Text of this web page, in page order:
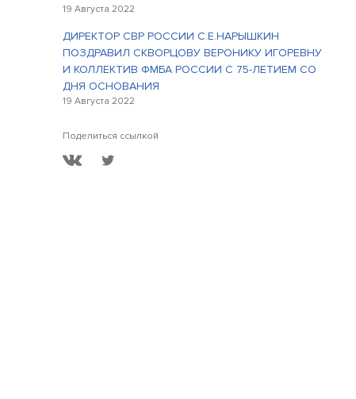
19 Августа 2022
ДИРЕКТОР СВР РОССИИ С.Е.НАРЫШКИН
ПОЗДРАВИЛ СКВОРЦОВУ ВЕРОНИКУ ИГОРЕВНУ
И КОЛЛЕКТИВ ФМБА РОССИИ С 75-ЛЕТИЕМ СО
ДНЯ ОСНОВАНИЯ
19 Августа 2022
Поделиться ссылкой